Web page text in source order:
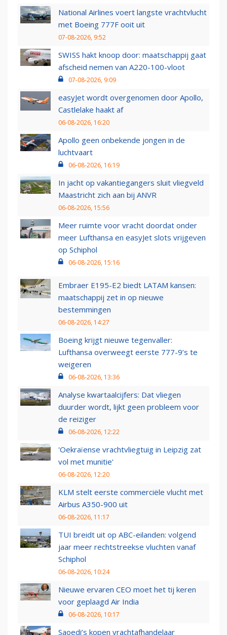
National Airlines voert langste vrachtvlucht
met Boeing 777F ooit uit
07-08-2026, 9:52
SWISS hakt knoop door: maatschappij gaat
afscheid nemen van A220-100-vloot
07-08-2026, 9:09
easyJet wordt overgenomen door Apollo,
Castlelake haakt af
06-08-2026, 16:20
Apollo geen onbekende jongen in de
luchtvaart
06-08-2026, 16:19
In jacht op vakantiegangers sluit vliegveld
Maastricht zich aan bij ANVR
06-08-2026, 15:56
Meer ruimte voor vracht doordat onder
meer Lufthansa en easyJet slots vrijgeven
op Schiphol
06-08-2026, 15:16
Embraer E195-E2 biedt LATAM kansen:
maatschappij zet in op nieuwe
bestemmingen
06-08-2026, 14:27
Boeing krijgt nieuwe tegenvaller:
Lufthansa overweegt eerste 777-9’s te
weigeren
06-08-2026, 13:36
Analyse kwartaalcijfers: Dat vliegen
duurder wordt, lijkt geen probleem voor
de reiziger
06-08-2026, 12:22
'Oekraïense vrachtvliegtuig in Leipzig zat
vol met munitie'
06-08-2026, 12:20
KLM stelt eerste commerciële vlucht met
Airbus A350-900 uit
06-08-2026, 11:17
TUI breidt uit op ABC-eilanden: volgend
jaar meer rechtstreekse vluchten vanaf
Schiphol
06-08-2026, 10:24
Nieuwe ervaren CEO moet het tij keren
voor geplaagd Air India
06-08-2026, 10:17
Saoedi’s kopen vrachtafhandelaar